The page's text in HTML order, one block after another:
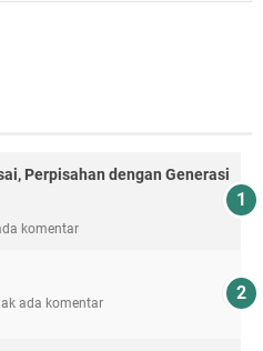
Perpisahan dengan Generasi
komentar
ada komentar